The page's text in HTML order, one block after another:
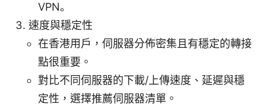
VPN。
速度與穩定性
在香港用戶，伺服器分佈密集且有穩定的轉接
點很重要。
對比不同伺服器的下載/上傳速度、延遲與穩
定性，選擇推薦伺服器清單。